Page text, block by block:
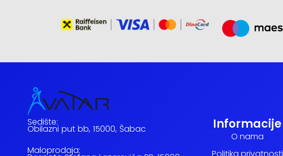
Sedište:
Obilazni put bb, 15000, Šabac
Maloprodaja:
Informacije
O nama